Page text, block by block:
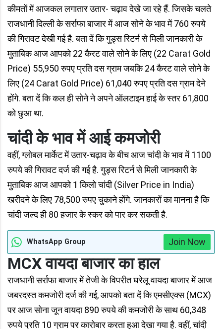
कीमतों में आजकल लगातार उतार- चढ़ाव देखे जा रहे हैं. जिसके चलते
राजधानी दिल्ली के सर्राफा बाजार में आज सोने के भाव में 760 रुपये
की गिरावट देखी गई है. बता दें कि गुड्स रिटर्न से मिली जानकारी के
मुताबिक आज आपको 22 कैरट वाले सोने के लिए (22 Carat Gold
Price) 55,950 रुपए प्रति दस ग्राम जबकि 24 कैरट वाले सोने के
लिए (24 Carat Gold Price) 61,040 रुपए प्रति दस ग्राम देने
होंगे. बता दें कि कल ही सोने ने अपने ऑलटाइम हाई के स्तर 61,800
को छुआ था.
चांदी के भाव में आई कमजोरी
वहीं, ग्लोबल मार्केट में उतार-चढ़ाव के बीच आज चांदी के भाव में 1100
रुपये की गिरावट दर्ज की गई है. गुड्स रिटर्न से मिली जानकारी के
मुताबिक आज आपको 1 किलो चांदी (Silver Price in India)
खरीदने के लिए 78,500 रुपए चुकाने होंगे. जानकारों का मानना है कि
चांदी जल्द ही 80 हजार के स्कर को पार कर सकती है.
WhatsApp Group Join Now
MCX वायदा बाजार का हाल
राजधानी सर्राफा बाजार में तेजी के विपरीत घरेलू वायदा बाजार में आज
जबरदस्त कमजोरी दर्ज की गई, आपको बता दें कि एमसीएक्स (MCX)
पर आज सोना जून वायदा 890 रुपये की कमजोरी के साथ 60,348
रुपये प्रति 10 ग्राम पर कारोबार करता हुआ देखा गया है. वहीं, चांदी